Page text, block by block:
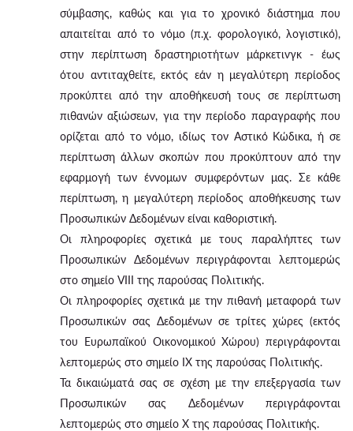
σύμβασης, καθώς και για το χρονικό διάστημα που
απαιτείται από το νόμο (π.χ. φορολογικό, λογιστικό),
στην περίπτωση δραστηριοτήτων μάρκετινγκ - έως
ότου αντιταχθείτε, εκτός εάν η μεγαλύτερη περίοδος
προκύπτει από την αποθήκευσή τους σε περίπτωση
πιθανών αξιώσεων, για την περίοδο παραγραφής που
ορίζεται από το νόμο, ιδίως τον Αστικό Κώδικα, ή σε
περίπτωση άλλων σκοπών που προκύπτουν από την
εφαρμογή των έννομων συμφερόντων μας. Σε κάθε
περίπτωση, η μεγαλύτερη περίοδος αποθήκευσης των
Προσωπικών Δεδομένων είναι καθοριστική.
Οι πληροφορίες σχετικά με τους παραλήπτες των
Προσωπικών Δεδομένων περιγράφονται λεπτομερώς
στο σημείο VIII της παρούσας Πολιτικής.
Οι πληροφορίες σχετικά με την πιθανή μεταφορά των
Προσωπικών σας Δεδομένων σε τρίτες χώρες (εκτός
του Ευρωπαϊκού Οικονομικού Χώρου) περιγράφονται
λεπτομερώς στο σημείο IX της παρούσας Πολιτικής.
Τα δικαιώματά σας σε σχέση με την επεξεργασία των
Προσωπικών σας Δεδομένων περιγράφονται
λεπτομερώς στο σημείο X της παρούσας Πολιτικής.